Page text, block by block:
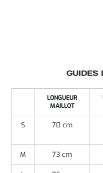
GUIDES
LONGUEUR
MAILLOT
S 70 cm
M 73 cm